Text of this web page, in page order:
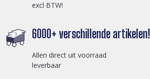
excl BTW!
6000+ verschillende artikelen!
Allen direct uit voorraad
leverbaar